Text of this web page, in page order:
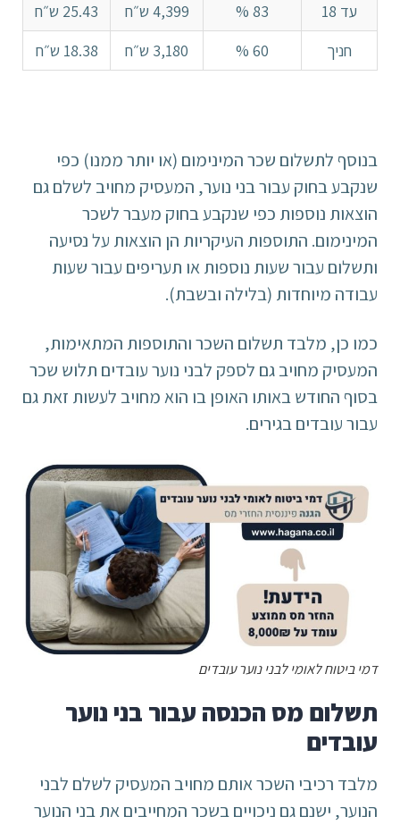
עד 18
83 % 4,399 ש״ח
25.43 ש״ח
חניך
60 % 3,180 ש״ח 18.38 ש״ח
בנוסף לתשלום שכר המינימום (או יותר ממנו) כפי
שנקבע בחוק עבור בני נוער, המעסיק מחויב לשלם גם
הוצאות נוספות כפי שנקבע בחוק מעבר לשכר
המינימום. התוספות העיקריות הן הוצאות על נסיעה
ותשלום עבור שעות נוספות או תעריפים עבור שעות
עבודה מיוחדות (בלילה ובשבת).
כמו כן, מלבד תשלום השכר והתוספות המתאימות,
המעסיק מחויב גם לספק לבני נוער עובדים תלוש שכר
בסוף החודש באותו האופן בו הוא מחויב לעשות זאת גם
עבור עובדים בגירים.
דמי ביטוח לאומי לבני נוער עובדים
תשלום מס הכנסה עבור בני נוער
עובדים
מלבד רכיבי השכר אותם מחויב המעסיק לשלם לבני
הנוער, ישנם גם ניכויים בשכר המחייבים את בני הנוער